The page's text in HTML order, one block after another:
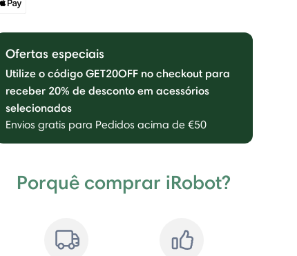
Ofertas especiais
Utilize o código GET20OFF no checkout para
receber 20% de desconto em acessórios
selecionados
Envios gratis para Pedidos acima de €50
Porquê comprar iRobot?